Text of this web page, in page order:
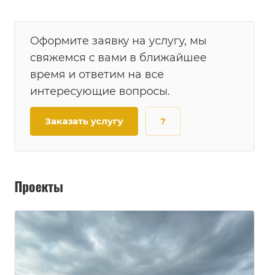
Оформите заявку на услугу, мы
свяжемся с вами в ближайшее
время и ответим на все
интересующие вопросы.
Заказать услугу ?
Проекты